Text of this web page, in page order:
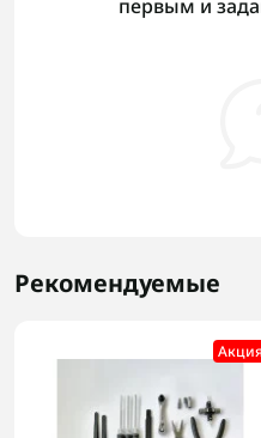
первым и
Рекомендуемые
Акция